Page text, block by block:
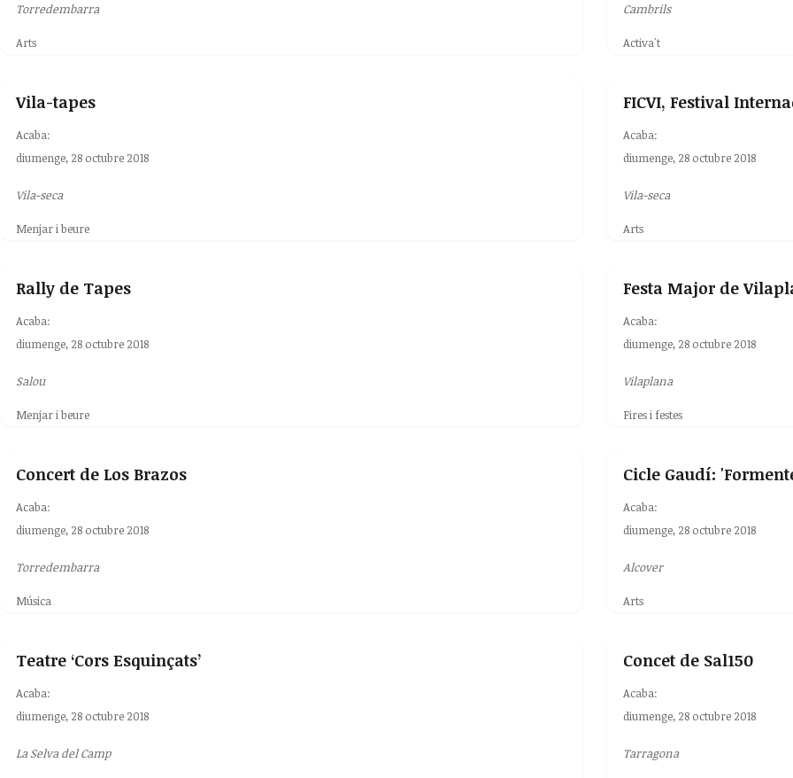
Torredembarra
Arts
Cambrils
Activa't
Vila-tapes
Acaba:
diumenge, 28 octubre 2018
Vila-seca
Menjar i beure
FICVI, Festival
Acaba:
diumenge, 28 octubre 2018
Vila-seca
Arts
Rally de Tapes
Acaba:
diumenge, 28 octubre 2018
Salou
Menjar i beure
Festa Major de
Acaba:
diumenge, 28 octubre 2018
Vilaplana
Fires i festes
Concert de Los Brazos
Acaba:
diumenge, 28 octubre 2018
Torredembarra
Música
Cicle Gaudí:
Acaba:
diumenge, 28 octubre 2018
Alcover
Arts
Teatre ‘Cors Esquinçats’
Acaba:
diumenge, 28 octubre 2018
La Selva del Camp
Concet de Sal150
Acaba:
diumenge, 28 octubre 2018
Tarragona